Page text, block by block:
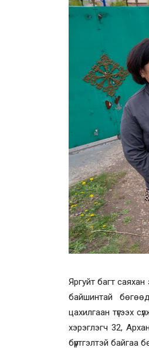
Яргуйт багт
байшинтай бөгөөд
цахилгаан түгээх
хэрэглэгч 32,
бүртгэлтэй байгаа